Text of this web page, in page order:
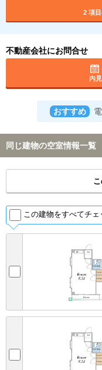
2 項
不動産会社にお問合せ
内
おすすめ
同じ建物の空室情報一覧
この建物をすべてチェ